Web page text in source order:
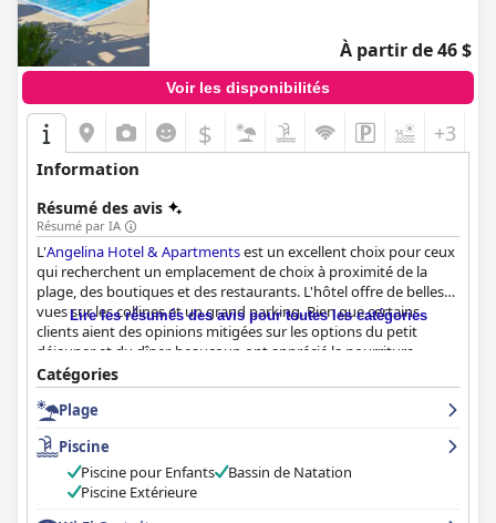
À partir de 46 $
Voir les disponibilités
$ +3
Information
Résumé des avis
Résumé par IA
L'Angelina Hotel & Apartmentsest un excellent choix pour ceux
qui recherchent un emplacement de choix à proximité de la
plage, des boutiques et des restaurants. L'hôtel offre de belles
vues sur les collines et un grand parking. Bien que certains
clients aient des opinions mitigées sur les options du petit
déjeuner et du dîner, beaucoup ont apprécié la nourriture
savoureuse et le bon choix d'assiettes et d'ustensiles. Les
chambres sont propres et confortables et certaines sont
adaptées aux familles. Le personnel est amical et serviable et de
nombreux clients ont loué son professionnalisme et son
attention. La piscine de l'hôtel est un point fort du séjour et de
nombreux clients apprécient sa propreté et son espace. L'hôtel
dispose également d'un grand parking, ce qui en fait un choix
Lire les résumés des avis pour toutes les catégories
Catégories
Plage
Piscine
Piscine pour Enfants
Bassin de Natation
Piscine Extérieure